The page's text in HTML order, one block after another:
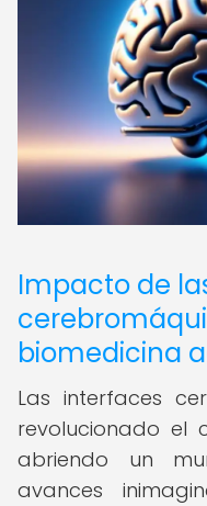
Impacto de
biomedicina
Las interfaces
revolucionado el
abriendo un
avances